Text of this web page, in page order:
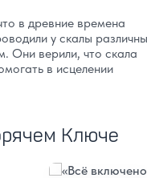
в древние времена
у скалы
Они верили, что скала
в исцелении
Ключе
Подробнее